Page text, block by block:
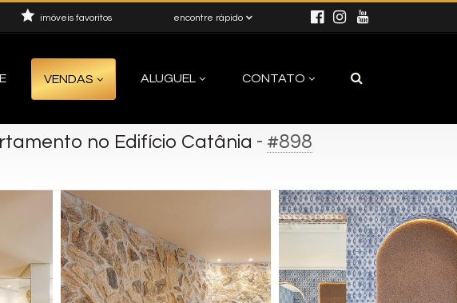
encontre rápido
imóveis favoritos
VENDAS ALUGUEL CONTATO
no Edifício Catânia - #898